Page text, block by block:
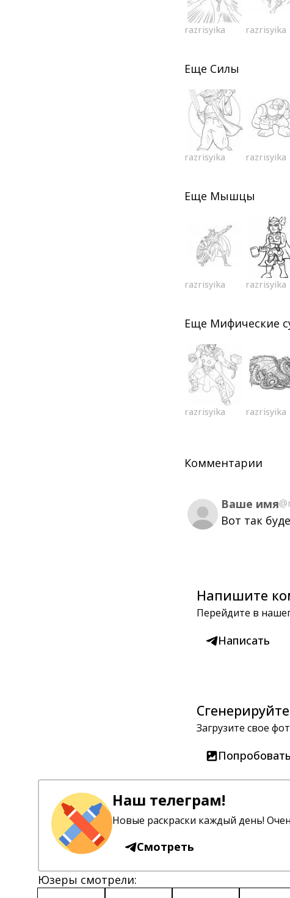
razrisyika razrisyika
Еще Силы
razrisyika razrisyika
Еще Мышцы
razrisyika razrisyika
Еще Мифические
razrisyika razrisyika
Комментарии
Ваше имя
Вот так
Напишите
Перейдите в
Написать
Загрузите свое
Попробовать
Наш телеграм!
Новые раскраски каждый день!
Смотреть
Юзеры смотрели: